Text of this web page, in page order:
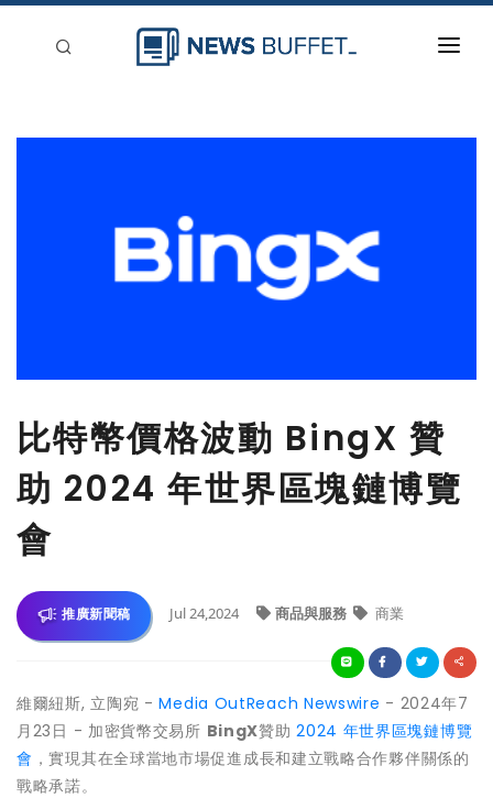
比特幣價格波動 BingX 贊
助 2024 年世界區塊鏈博覽
會
推廣新聞稿 Jul 24,2024 商品與服務 商業
維爾紐斯, 立陶宛 -Media OutReach Newswire - 2024年7
月23日 - 加密貨幣交易所 BingX贊助 2024 年世界區塊鏈博覽
會 ，實現其在全球當地市場促進成長和建立戰略合作夥伴關係的
戰略承諾。